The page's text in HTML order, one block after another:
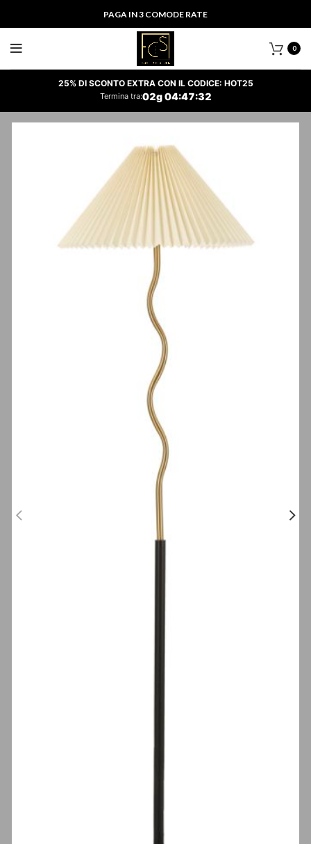
PAGA IN 3 COMODE RATE
0
25% DI SCONTO EXTRA CON IL CODICE: HOT25
Termina tra:02g04:47:32